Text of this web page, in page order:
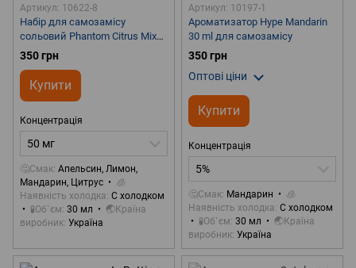
Артикул: 10622-8
Набір для самозамісу
сольовий Phantom Citrus Mix
30 ml 50 mg
350 грн
Купити
Концентрація
50 мг
🤔Смак Апельсин, Лимон,
Мандарин, Цитрус
🧊
Наявність холодка С холодком
🧪Об`єм 30 мл
🌏Країна
виробник Україна
Артикул: 10197-1
Ароматизатор Hype Mandarin
30 ml для самозамісу
350 грн
Оптові ціни
Купити
Концентрація
5%
🤔Смак Мандарин
🧊
Наявність холодка С холодком
🧪Об`єм 30 мл
🌏Країна
виробник Україна